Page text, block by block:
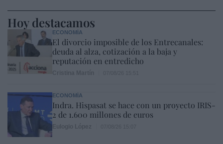
Hoy destacamos
ECONOMÍA
El divorcio imposible de los Entrecanales:
deuda al alza, cotización a la baja y
reputación en entredicho
ECONOMÍA
Indra. Hispasat se hace con un proyecto IRIS-
2 de 1.600 millones de euros